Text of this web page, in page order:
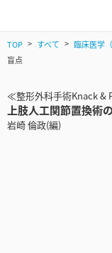
TOP すべて 臨床医学
盲点
≪整形外科手術Knack
上肢人工関節置換術
岩崎 倫政(編)